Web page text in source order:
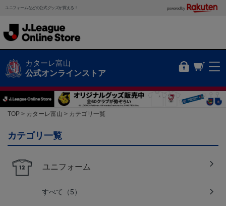
ユニフォームなどの公式グッズが買える！ powered by
カターレ富山
公式オンラインストア
TOP カターレ富山 カテゴリ一覧
カテゴリ一覧
ユニフォーム
すべて（5）